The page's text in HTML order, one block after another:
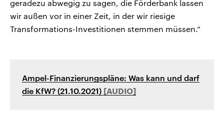
geradezu abwegig zu sagen, die Förderbank lassen
wir außen vor in einer Zeit, in der wir riesige
Transformations-Investitionen stemmen müssen.“
Ampel-Finanzierungspläne: Was kann und darf
die KfW? (21.10.2021)